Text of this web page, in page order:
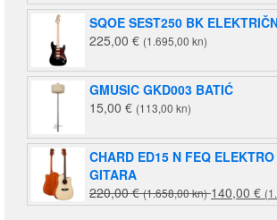
SQOE SEST250 BK
225,00 € (1.695,00 kn)
GMUSIC GKD003 BATIĆ
15,00 € (113,00 kn)
CHARD ED15 N FEQ
GITARA
220,00€ (1.658,00 kn)Izvorna
cijena
140,00 €